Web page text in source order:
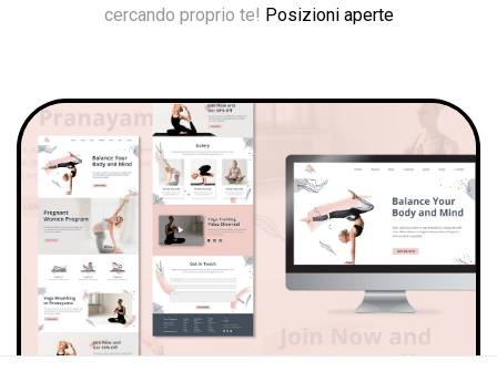
cercando proprio te! Posizioni aperte